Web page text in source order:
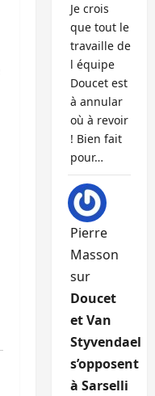
Je crois
que tout le
travaille de
l équipe
Doucet est
à annular
où à revoir
! Bien fait
pour…
Pierre
Masson
sur
Doucet
et Van
Styvendael
s’opposent
à Sarselli